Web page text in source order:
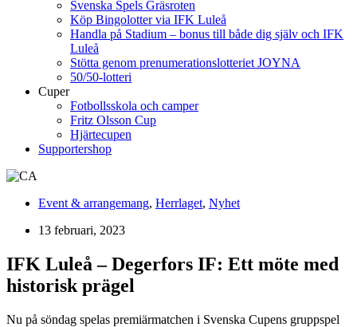
Svenska Spels Gräsroten
Köp Bingolotter via IFK Luleå
Handla på Stadium – bonus till både dig själv och IFK
Luleå
Stötta genom prenumerationslotteriet JOYNA
50/50-lotteri
Cuper
Fotbollsskola och camper
Fritz Olsson Cup
Hjärtecupen
Supportershop
Event & arrangemang, Herrlaget, Nyhet
13 februari, 2023
IFK Luleå – Degerfors IF: Ett möte med
historisk prägel
Nu på söndag spelas premiärmatchen i Svenska Cupens gruppspel